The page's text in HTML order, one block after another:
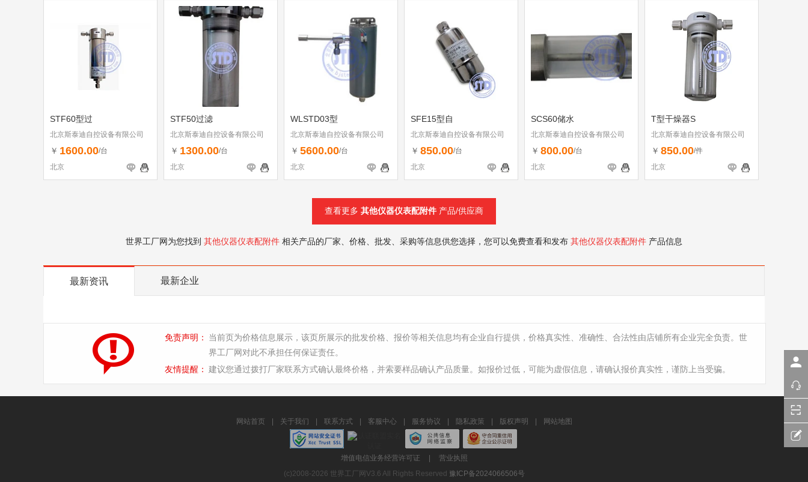
STF60型过
北京斯泰迪自控设备有限公司
￥ 1600.00/台
北京
STF50过滤
北京斯泰迪自控设备有限公司
￥ 1300.00/台
北京
WLSTD03型
北京斯泰迪自控设备有限公司
￥ 5600.00/台
北京
SFE15型自
北京斯泰迪自控设备有限公司
￥ 850.00/台
北京
SCS60储水
北京斯泰迪自控设备有限公司
￥ 800.00/台
北京
T型干燥器S
北京斯泰迪自控设备有限公司
￥ 850.00/件
北京
查看更多 其他仪器仪表配附件 产品/供应商
世界工厂网为您找到 其他仪器仪表配附件 相关产品的厂家、价格、批发、采购等信息供您选择，您可以免费查看和发布 其他仪器仪表配附件 产品信息
最新资讯 最新企业
免责声明：
当前页为价格信息展示，该页所展示的批发价格、报价等相关信息均有企业自行提供，价格真实性、准确性、合法性由店铺所有企业完全负责。世
界工厂网对此不承担任何保证责任。
友情提醒： 建议您通过拨打厂家联系方式确认最终价格，并索要样品确认产品质量。如报价过低，可能为虚假信息，请确认报价真实性，谨防上当受骗。
网站首页 关于我们 联系方式 客服中心 服务协议 隐私政策 版权声明 网站地图
增值电信业务经营许可证
营业执照
(c)2008-2026 世界工厂网V3.6 All Rights Reserved 豫ICP备2024066506号